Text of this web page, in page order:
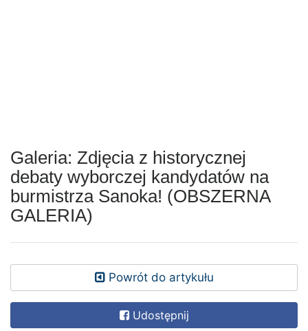
Galeria: Zdjęcia z historycznej
debaty wyborczej kandydatów na
burmistrza Sanoka! (OBSZERNA
GALERIA)
Powrót do artykułu
Udostępnij